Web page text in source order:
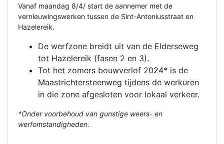
Vanaf maandag 8/4/ start de aannemer met de
vernieuwingswerken tussen de Sint-Antoniusstraat en
Hazelereik.
De werfzone breidt uit van de Elderseweg
tot Hazelereik (fasen 2 en 3).
Tot het zomers bouwverlof 2024* is de
Maastrichtersteenweg tijdens de werkuren
in die zone afgesloten voor lokaal verkeer.
*Onder voorbehoud van gunstige weers- en
werfomstandigheden.